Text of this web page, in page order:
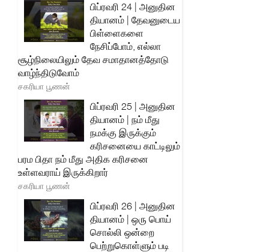
பிப்ரவரி 24 | அனுதின
தியானம் | தேவனுடைய
பிள்ளைகளை
நேசிப்போம், எல்லா
சூழ்நிலையிலும் தேவ சமாதானத்தோடு
வாழ்ந்திடுவோம்
சகரியா பூணன்
பிப்ரவரி 25 | அனுதின
தியானம் | நம் மீது
நமக்கு இருக்கும்
கரிசனையை காட்டிலும்
பரம பிதா நம் மீது அதிக கரிசனை
உள்ளவராய் இருக்கிறார்
சகரியா பூணன்
பிப்ரவரி 26 | அனுதின
தியானம் | ஒரு பொய்
சொல்லி ஒன்றை
பெற்றுகொள்ளும் படி